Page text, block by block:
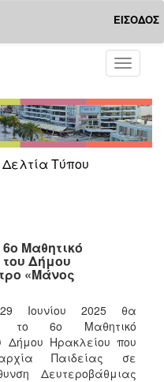
ΕΙΣΟΔΟΣ
Toggle
Δελτία Τύπου
6ο Μαθητικό
Δήμου
«Μάνος
Ιουνίου 2025 θα
το 6ο Μαθητικό
Δήμου Ηρακλείου που
Παιδείας σε
Δευτεροβάθμιας